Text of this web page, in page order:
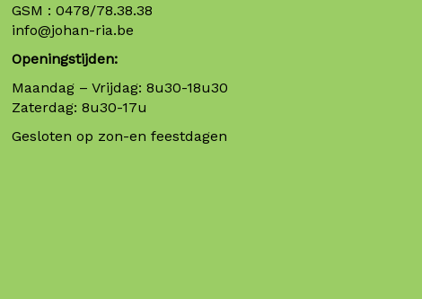
GSM : 0478/78.38.38
info@johan-ria.be
Openingstijden:
Maandag – Vrijdag: 8u30-18u30
Zaterdag: 8u30-17u
Gesloten op zon-en feestdagen